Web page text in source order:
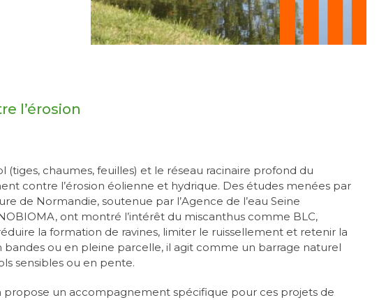
l’érosion
chaumes, feuilles) et le réseau racinaire profond du
contre l’érosion éolienne et hydrique. Des études menées par
de Normandie, soutenue par l’Agence de l’eau Seine
ont montré l’intérêt du miscanthus comme BLC,
la formation de ravines, limiter le ruissellement et retenir la
bandes ou en pleine parcelle, il agit comme un barrage naturel
sensibles ou en pente.
propose un accompagnement spécifique pour ces projets de